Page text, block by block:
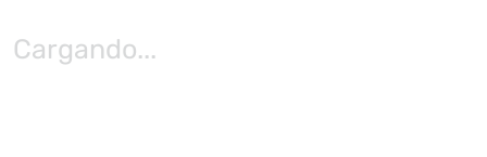
Cargando...